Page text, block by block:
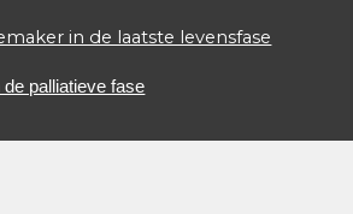
in de laatste levensfase
de palliatieve fase